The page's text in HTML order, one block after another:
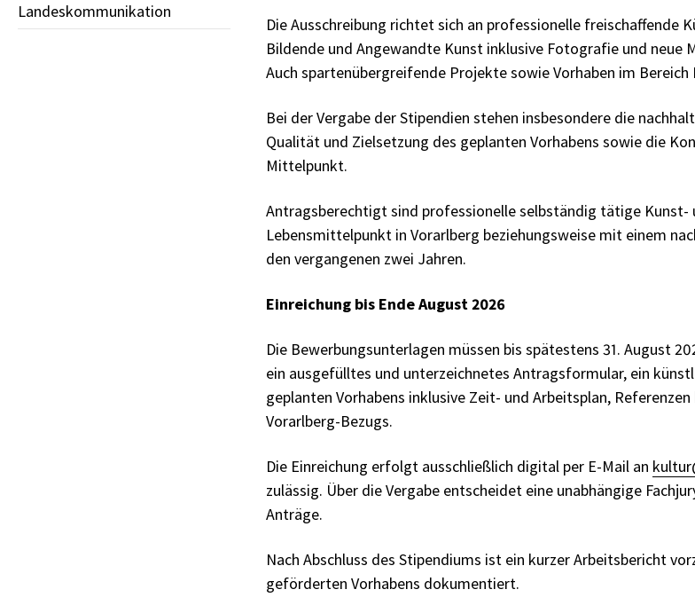
Landeskommunikation
Die Ausschreibung richtet sich an professionelle freischaffende
Bildende und Angewandte Kunst inklusive Fotografie und neue
Auch spartenübergreifende Projekte sowie Vorhaben im
Bei der Vergabe der Stipendien stehen insbesondere die
Qualität und Zielsetzung des geplanten Vorhabens sowie die
Mittelpunkt.
Antragsberechtigt sind professionelle selbständig tätige
Lebensmittelpunkt in Vorarlberg beziehungsweise mit einem
den vergangenen zwei Jahren.
Einreichung bis Ende August 2026
Die Bewerbungsunterlagen müssen bis spätestens 31. August
ein ausgefülltes und unterzeichnetes Antragsformular, ein
geplanten Vorhabens inklusive Zeit- und Arbeitsplan,
Vorarlberg-Bezugs.
Die Einreichung erfolgt ausschließlich digital per E-Mail an
zulässig. Über die Vergabe entscheidet eine unabhängige
Anträge.
Nach Abschluss des Stipendiums ist ein kurzer Arbeitsbericht
geförderten Vorhabens dokumentiert.